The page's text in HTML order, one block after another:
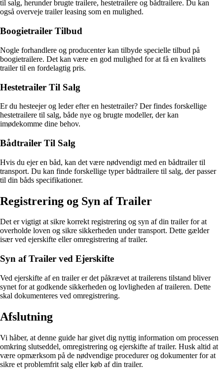
til salg, herunder brugte trailere, hestetrailere og bådtrailere. Du kan
også overveje trailer leasing som en mulighed.
Boogietrailer Tilbud
Nogle forhandlere og producenter kan tilbyde specielle tilbud på
boogietrailere. Det kan være en god mulighed for at få en kvalitets
trailer til en fordelagtig pris.
Hestetrailer Til Salg
Er du hesteejer og leder efter en hestetrailer? Der findes forskellige
hestetrailere til salg, både nye og brugte modeller, der kan
imødekomme dine behov.
Bådtrailer Til Salg
Hvis du ejer en båd, kan det være nødvendigt med en bådtrailer til
transport. Du kan finde forskellige typer bådtrailere til salg, der passer
til din båds specifikationer.
Registrering og Syn af Trailer
Det er vigtigt at sikre korrekt registrering og syn af din trailer for at
overholde loven og sikre sikkerheden under transport. Dette gælder
især ved ejerskifte eller omregistrering af trailer.
Syn af Trailer ved Ejerskifte
Ved ejerskifte af en trailer er det påkrævet at trailerens tilstand bliver
synet for at godkende sikkerheden og lovligheden af traileren. Dette
skal dokumenteres ved omregistrering.
Afslutning
Vi håber, at denne guide har givet dig nyttig information om processen
omkring slutseddel, omregistrering og ejerskifte af trailer. Husk altid at
være opmærksom på de nødvendige procedurer og dokumenter for at
sikre et problemfrit salg eller køb af din trailer.